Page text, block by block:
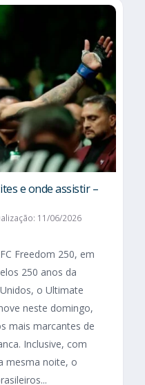
e onde assistir –
11/06/2026
Freedom 250, em
250 anos da
o Ultimate
neste domingo,
mais marcantes de
Inclusive, com
mesma noite, o